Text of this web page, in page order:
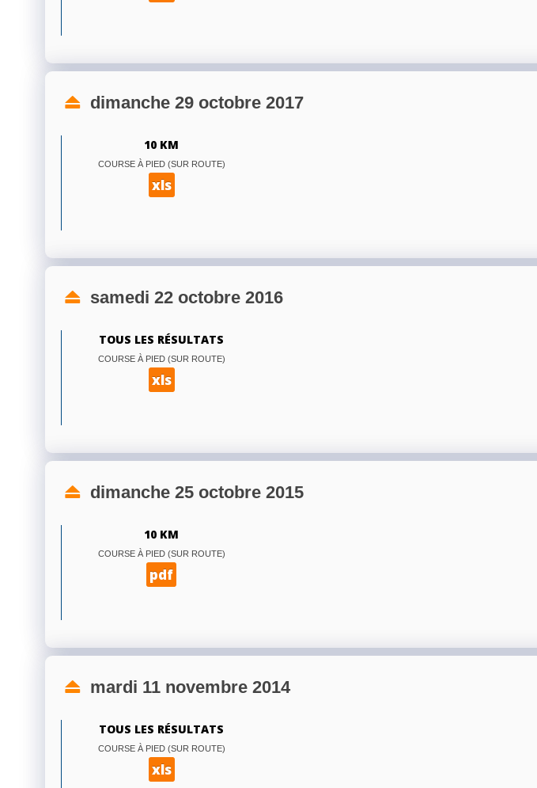
dimanche 29 octobre 2017
10 KM
COURSE À PIED (SUR ROUTE)
xls
samedi 22 octobre 2016
TOUS LES RÉSULTATS
COURSE À PIED (SUR ROUTE)
xls
dimanche 25 octobre 2015
10 KM
COURSE À PIED (SUR ROUTE)
pdf
mardi 11 novembre 2014
TOUS LES RÉSULTATS
COURSE À PIED (SUR ROUTE)
xls